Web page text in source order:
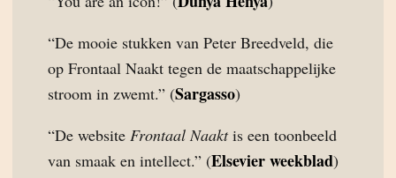
“De mooie stukken van Peter Breedveld, die
op Frontaal Naakt tegen de maatschappelijke
stroom in zwemt.” (Sargasso)
“De website Frontaal Naaktis een toonbeeld
van smaak en intellect.” (Elsevier weekblad)